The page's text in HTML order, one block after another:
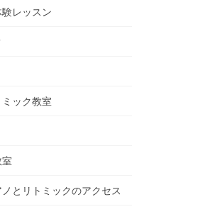
レッスン
ック教室
とリトミックのアクセス